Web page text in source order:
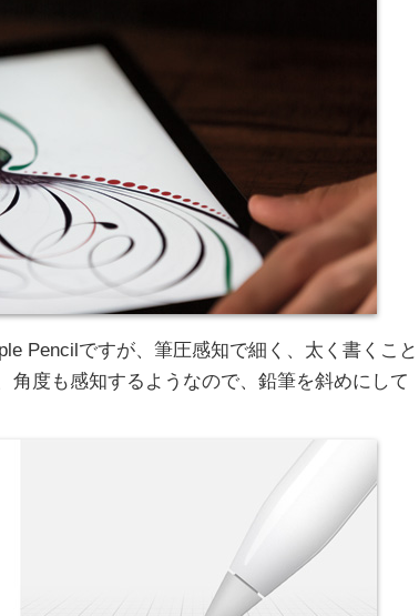
Pencilですが、筆圧感知で細く、太く書くこと
角度も感知するようなので、鉛筆を斜めにして